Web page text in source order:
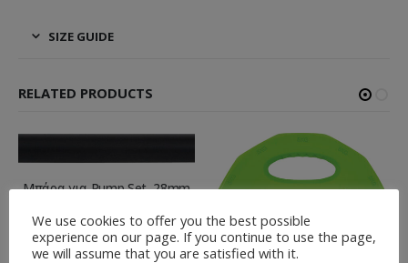
SIZE GUIDE
RELATED PRODUCTS
Μπάρα για Pump Set, 28mm
26.30€
We use cookies to offer you the best possible
experience on our page. If you continue to use the page,
we will assume that you are satisfied with it.